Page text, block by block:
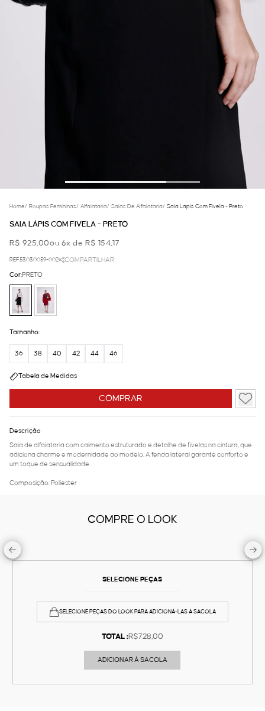
Home/ Roupas Femininas/ Alfaiataria/ Saias De Alfaiataria/ Saia Lápis Com Fivela - Preto
SAIA LÁPIS COM FIVELA - PRETO
R$ 925,00ou 6x de R$ 154,17
REF.53.03.0059-002 COMPARTILHAR
COMPRAR
Cor:PRETO
Tamanho:
36 38 40 42 44 46
Tabela de Medidas
Descrição
Saia de alfaiataria com caimento estruturado e detalhe de fivelas na cintura, que
adiciona charme e modernidade ao modelo. A fenda lateral garante conforto e
um toque de sensualidade.
Composição: Poliéster
COMPRE O LOOK
SELECIONE PEÇAS
SELECIONE PEÇAS DO LOOK PARA ADICIONÁ-LAS À SACOLA
TOTAL :R$728,00
ADICIONAR À SACOLA